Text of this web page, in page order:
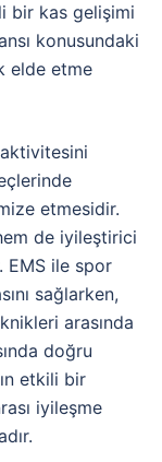
bir kas gelişimi
konusundaki
elde etme
etmesidir.
de iyileştirici
EMS ile spor
sağlarken,
arasında
doğru
etkili bir
iyileşme